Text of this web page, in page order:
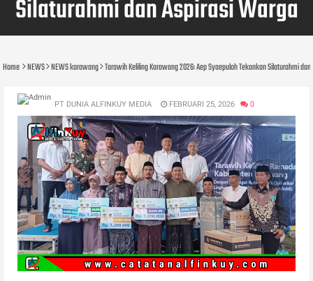
Silaturahmi dan Aspirasi Warga
Home NEWS NEWS karawang Tarawih Keliling Karawang 2026: Aep Syaepuloh Tekankan Silaturahmi
PT DUNIA ALFINKUY MEDIA FEBRUARI 25, 2026 0